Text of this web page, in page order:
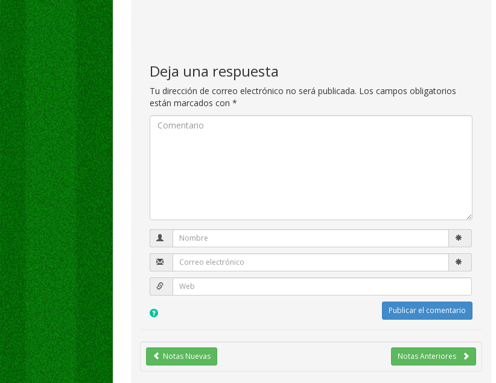
Deja una respuesta
Tu dirección de correo electrónico no será publicada. Los campos obligatorios
están marcados con *
Notas Anteriores
Notas Nuevas